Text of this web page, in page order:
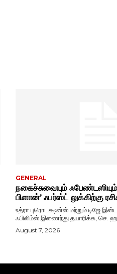
GENERAL
நகைச்சுவையும்
பிளான்’ ஃபர்ஸ்ட் லுக்கிற்கு
உத்ரா புரொடக்ஷன்ஸ் மற்றும் டிஜே
ஃபிலிம்ஸ் இணைந்து தயாரிக்க, செ. ஹரி
August 7, 2026